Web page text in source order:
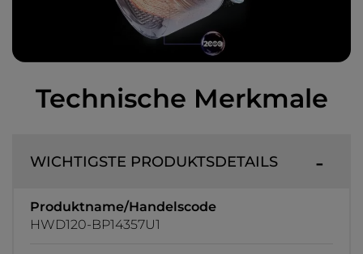
Technische Merkmale
WICHTIGSTE PRODUKTSDETAILS
Produktname/Handelscode
HWD120-BP14357U1